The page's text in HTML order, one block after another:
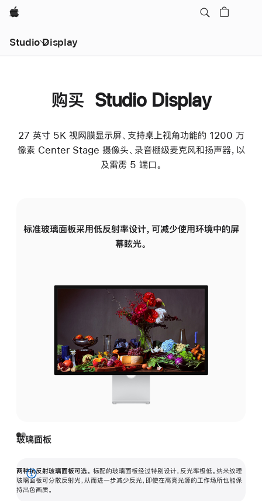
Apple
Studio Display
购买 Studio Display
27 英寸 5K 视网膜显示屏、支持桌上视角功能的 1200 万
像素 Center Stage 摄像头、录音棚级麦克风和扬声器，以
及雷雳 5 端口。
标准玻璃面板采用低反射率设计，可减少使用环境中的屏
幕眩光。
玻璃面板
两种抗反射玻璃面板可选。 标配的玻璃面板经过特别设计，反光率极低。纳米纹理
玻璃面板可分散反射光，从而进一步减少反光，即使在高亮光源的工作场所也能保
持出色画质。
展
开